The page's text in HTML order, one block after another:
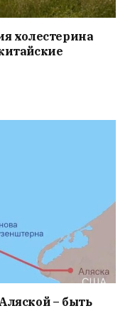
холестерина
– быть